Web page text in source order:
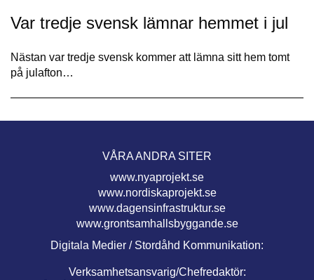
Var tredje svensk lämnar hemmet i jul
Nästan var tredje svensk kommer att lämna sitt hem tomt
på julafton…
VÅRA ANDRA SITER
www.nyaprojekt.se
www.nordiskaprojekt.se
www.dagensinfrastruktur.se
www.grontsamhallsbyggande.se
Digitala Medier / Stordåhd Kommunikation:
Verksamhetsansvarig/Chefredaktör: